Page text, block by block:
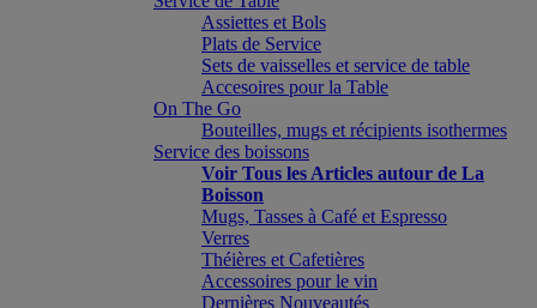
Assiettes et Bols
Plats de Service
Sets de vaisselles et service de table
Accesoires pour la Table
On The Go
Bouteilles, mugs et récipients isothermes
Service des boissons
Voir Tous les Articles autour de La
Boisson
Mugs, Tasses à Café et Espresso
Verres
Théières et Cafetières
Accessoires pour le vin
Dernières Nouveautés